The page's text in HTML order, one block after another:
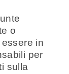
o
in
per
sulla